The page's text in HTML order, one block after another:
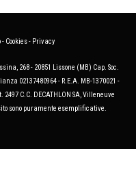
- Cookies- Privacy
268 - 20851 Lissone (MB) Cap. Soc.
02137480964 - R.E.A. MB-1370021 -
C.C. DECATHLON SA, Villeneuve
sono puramente esemplificative.